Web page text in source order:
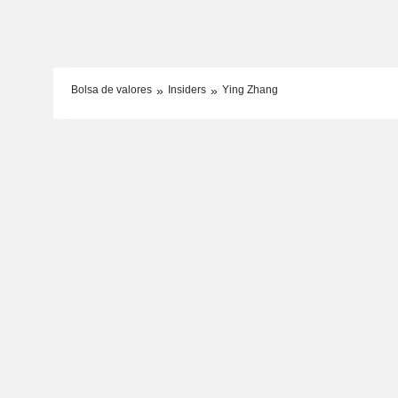
Bolsa de valores Insiders Ying Zhang